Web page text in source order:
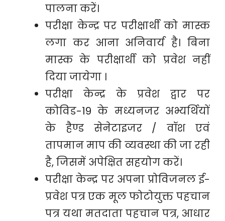
पालना करें।
परीक्षा केन्द्र पर परीक्षार्थी को मास्क
लगा कर आना अनिवार्य है। बिना
मास्क के परीक्षार्थी को प्रवेश नहीं
दिया जायेगा ।
परीक्षा केन्द्र के प्रवेश द्वार पर
कोविड-19 के मध्यनजर अभ्यर्थियों
के हैण्ड सेनेटाइजर / वॉश एवं
तापमान माप की व्यवस्था की जा रही
है, जिसमें अपेक्षित सहयोग करें।
परीक्षा केन्द्र पर अपना प्रोविजनल ई-
प्रवेश पत्र एक मूल फोटोयुक्त पहचान
पत्र यथा मतदाता पहचान पत्र, आधार